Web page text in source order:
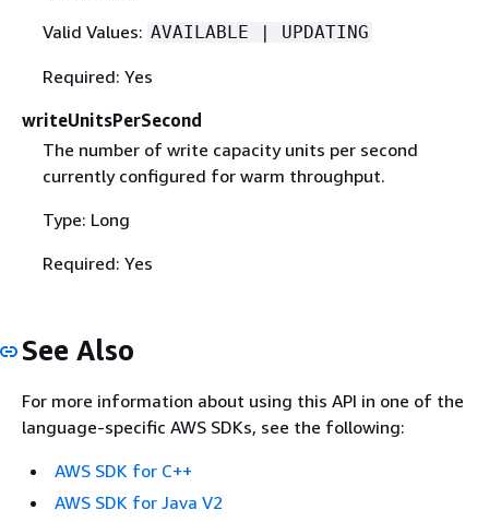
Valid Values: AVAILABLE | UPDATING
Required: Yes
writeUnitsPerSecond
The number of write capacity units per second
currently configured for warm throughput.
Type: Long
Required: Yes
See Also
For more information about using this API in one of the
language-specific AWS SDKs, see the following:
AWS SDK for C++
AWS SDK for Java V2